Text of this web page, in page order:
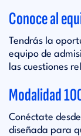
Conoce al
Tendrás la
equipo de
las cuestiones
Modalidad
Conéctate
diseñada para